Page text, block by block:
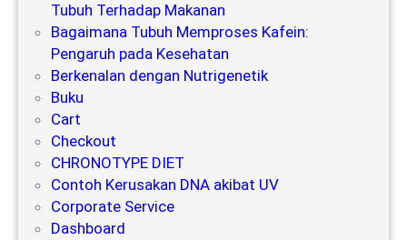
Tubuh Terhadap Makanan
Bagaimana Tubuh Memproses Kafein:
Pengaruh pada Kesehatan
Berkenalan dengan Nutrigenetik
Buku
Cart
Checkout
CHRONOTYPE DIET
Contoh Kerusakan DNA akibat UV
Corporate Service
Dashboard